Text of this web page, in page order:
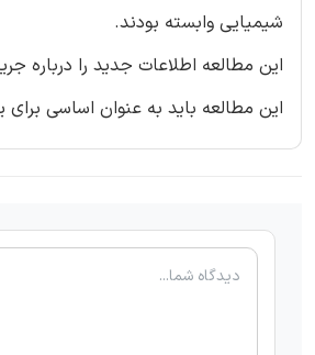
شیمیایی وابسته بودند.
این مطالعه اطلاعات جدید را درباره
این مطالعه باید به عنوان اساسی